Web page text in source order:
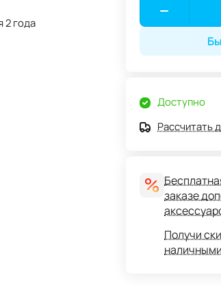
2 года
Доступно
Рассчитать
заказе
Получи
наличными